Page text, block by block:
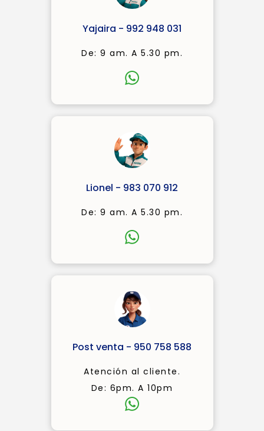
Yajaira - 992 948 031
De: 9 am. A 5.30 pm.
Lionel - 983 070 912
De: 9 am. A 5.30 pm.
Post venta - 950 758 588
Atención al cliente.
De: 6pm. A 10pm